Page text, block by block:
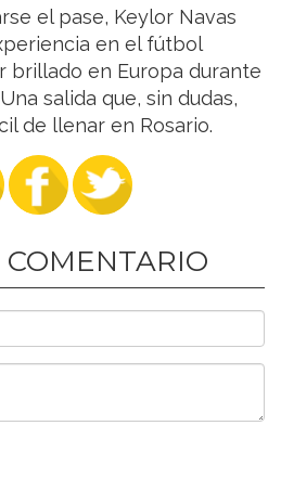
el pase, Keylor Navas
en el fútbol
brillado en Europa durante
salida que, sin dudas,
de llenar en Rosario.